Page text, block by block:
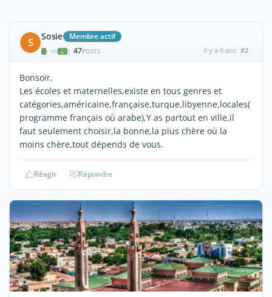
S Sosie Membre actif
| 47POSTS il y a 6 ans #2
Bonsoir,
Les écoles et maternelles,existe en tous genres et
catégories,américaine,française,turque,libyenne,locales(
programme français où arabe),Y as partout en ville,il
faut seulement choisir,la bonne,la plus chère où la
moins chère,tout dépends de vous.
Réagir Répondre